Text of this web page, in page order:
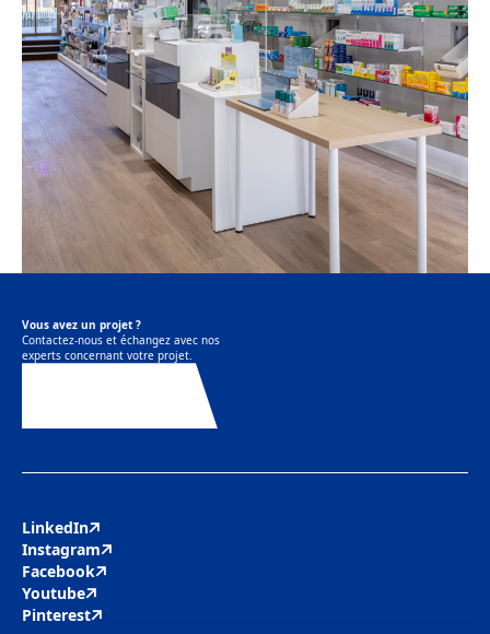
Vous avez un projet ?
Contactez-nous et échangez avec nos
experts concernant votre projet.
LinkedIn
Instagram
Facebook
Youtube
Pinterest